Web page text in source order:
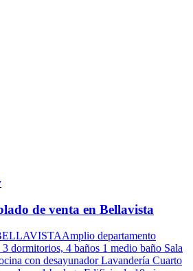
de venta en Bellavista
departamento
dormitorios, 4 baños 1 medio baño Sala
con desayunador Lavandería Cuarto